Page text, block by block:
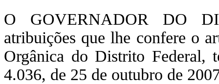
O GOVERNADOR DO
atribuições que lhe confere o
Orgânica do Distrito Federal,
4.036, de 25 de outubro de